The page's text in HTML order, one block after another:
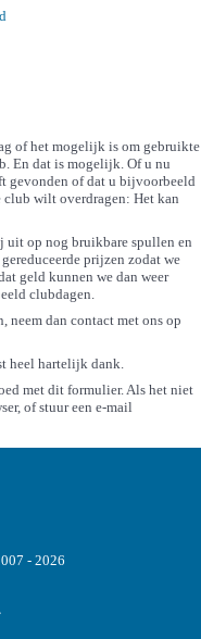
of het mogelijk is om gebruikte
En dat is mogelijk. Of u nu
gevonden of dat u bijvoorbeeld
club wilt overdragen: Het kan
uit op nog bruikbare spullen en
prijzen zodat we
geld kunnen we dan weer
clubdagen.
neem dan contact met ons op
heel hartelijk dank.
met dit formulier. Als het niet
of stuur een e-mail
- 2026